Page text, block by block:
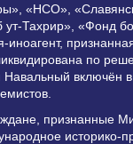
«НСО»,
Тахрир», «Фонд
по
Навальный включён
признанные
историко-